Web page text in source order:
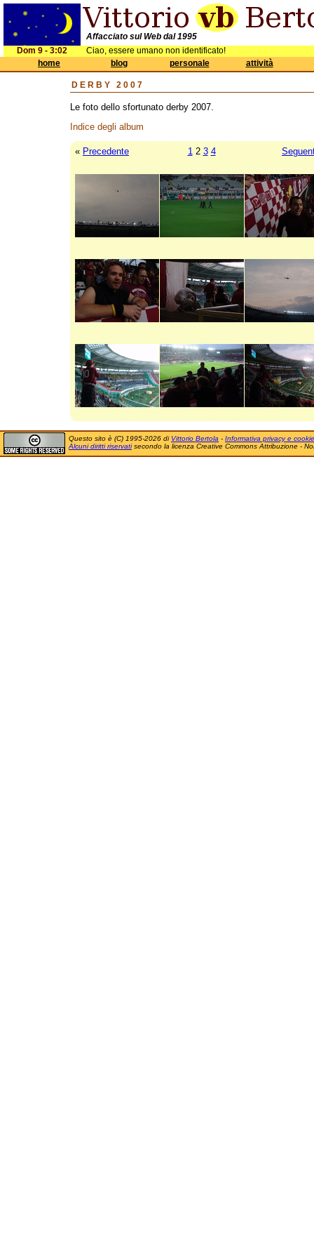
Affacciato sul Web dal 1995
Dom 9 - 3:02
Ciao, essere umano non identificato!
home
blog personale attività
DERBY 2007
Le foto dello sfortunato derby 2007.
Indice degli album
« Precedente 12 3 4
Questo sito è (C) 1995-2026 di Vittorio Bertola - Informativa privacy e cookie
Alcuni diritti riservatisecondo la licenza Creative Commons Attribuzione -